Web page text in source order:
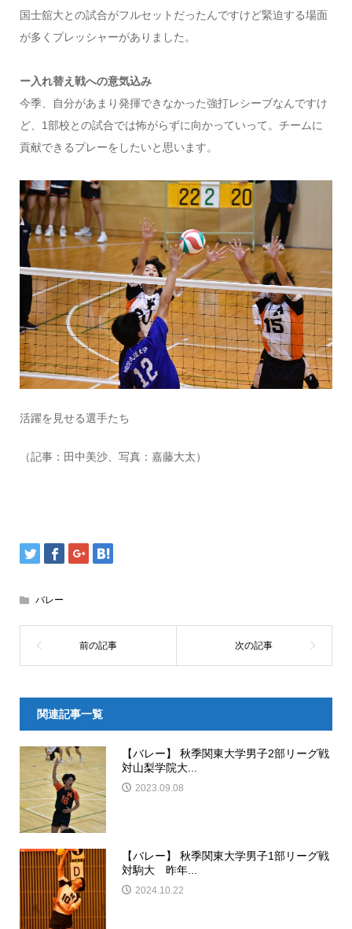
国士舘大との試合がフルセットだったんですけど緊迫する場面
が多くプレッシャーがありました。
ー入れ替え戦への意気込み
今季、自分があまり発揮できなかった強打レシーブなんですけ
ど、1部校との試合では怖がらずに向かっていって。チームに
貢献できるプレーをしたいと思います。
活躍を見せる選手たち
（記事：田中美沙、写真：嘉藤大太）
バレー
関連記事一覧
【バレー】 秋季関東大学男子2部リーグ戦
対山梨学院大...
2023.09.08
【バレー】 秋季関東大学男子1部リーグ戦
対駒大 昨年...
2024.10.22